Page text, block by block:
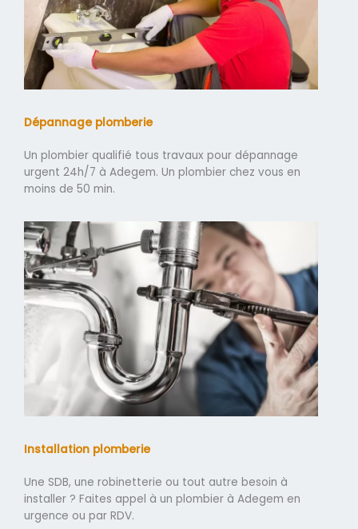
Dépannage plomberie
Un plombier qualifié tous travaux pour dépannage
urgent 24h/7 à Adegem. Un plombier chez vous en
moins de 50 min.
Installation plomberie
Une SDB, une robinetterie ou tout autre besoin à
installer ? Faites appel à un plombier à Adegem en
urgence ou par RDV.